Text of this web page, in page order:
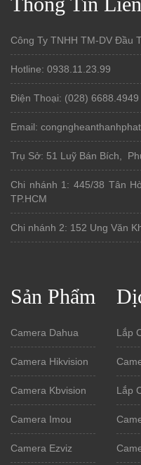
Công Ty TNHH TM-DV Đầu
Hotline: 0938.11.23.99
Điện Thoại: (028) 6688.4949
Email:
Trụ Sở: 51 Luỹ Bán Bích,
Chi nhánh 1: 445/38 Tân
TP.HCM
Chi nhánh 2: 152 Ung Văn
Sản Phẩm
Camera Dahua
Camera Hikvision
Camera Kbvision
Camera Imou
Camera Ezviz
Lắp
Lắp